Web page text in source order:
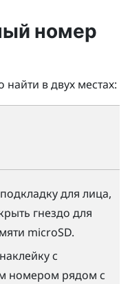
номер
в двух местах:
для лица,
гнездо для
microSD.
с
номером рядом с